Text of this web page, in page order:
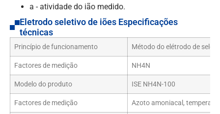
a - atividade do ião medido.
Eletrodo seletivo de iões Especificações
técnicas
Princípio de funcionamento Método do elétrodo de
Factores de medição NH4N
Modelo do produto ISE NH4N-100
Factores de medição Azoto amoniacal,